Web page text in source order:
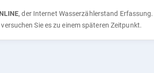
, der Internet Wasserzählerstand Erfassung.
Sie es zu einem späteren Zeitpunkt.